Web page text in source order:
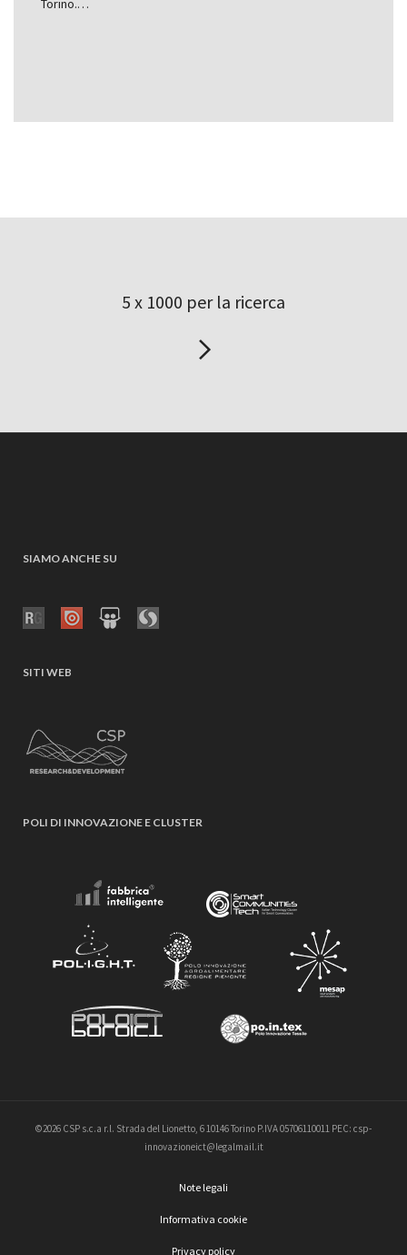
Torino.…
5 x 1000 per la ricerca
SIAMO ANCHE SU
SITI WEB
POLI DI INNOVAZIONE E CLUSTER
©2026 CSP s.c.a r.l. Strada del Lionetto, 6 10146 Torino P.IVA 05706110011 PEC: csp-
innovazioneict@legalmail.it
Note legali
Informativa cookie
Privacy policy